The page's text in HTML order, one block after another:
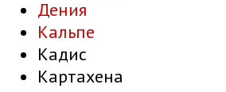
Дения
Кальпе
Кадис
Картахена